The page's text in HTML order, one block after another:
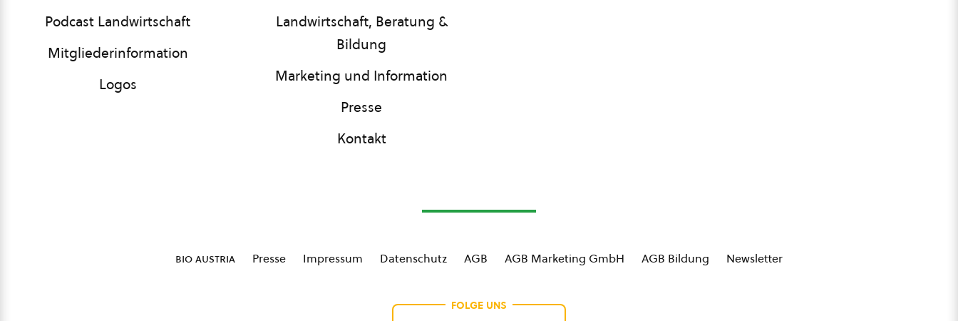
Podcast Landwirtschaft
Mitgliederinformation
Logos
Landwirtschaft, Beratung &
Bildung
Marketing und Information
Presse
Kontakt
bio austria Presse Impressum Datenschutz AGB AGB Marketing GmbH AGB Bildung Newsletter
FOLGE UNS